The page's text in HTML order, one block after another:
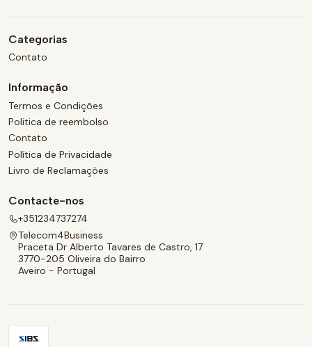
Categorias
Contato
Informação
Termos e Condições
Politica de reembolso
Contato
Política de Privacidade
Livro de Reclamações
Contacte-nos
+351234737274
Telecom4Business
Praceta Dr Alberto Tavares de Castro, 17
3770-205 Oliveira do Bairro
Aveiro - Portugal